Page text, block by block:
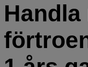
Handla